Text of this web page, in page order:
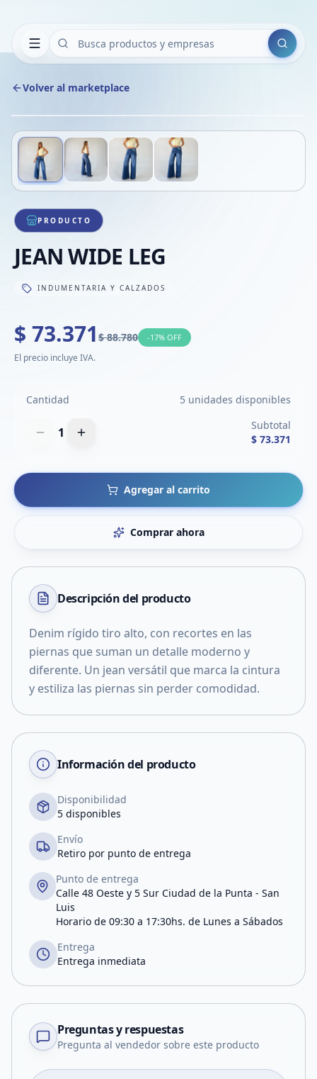
Buscar
Volver al marketplace
1/4
PRODUCTO
JEAN WIDE LEG
INDUMENTARIA Y CALZADOS
$ 73.371 $ 88.780 -17% OFF
El precio incluye IVA.
Cantidad 5 unidades disponibles
1
Subtotal
$ 73.371
Agregar al carrito
Comprar ahora
Descripción del producto
Denim rígido tiro alto, con recortes en las
piernas que suman un detalle moderno y
diferente. Un jean versátil que marca la cintura
y estiliza las piernas sin perder comodidad.
Información del producto
Disponibilidad
5 disponibles
Envío
Retiro por punto de entrega
Punto de entrega
Calle 48 Oeste y 5 Sur Ciudad de la Punta - San
Luis
Horario de 09:30 a 17:30hs. de Lunes a Sábados
Entrega
Entrega inmediata
Preguntas y respuestas
Pregunta al vendedor sobre este producto